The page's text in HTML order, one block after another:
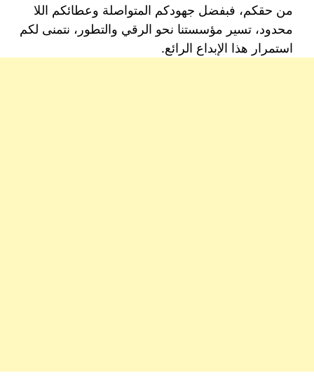
من حقكم، فبفضل جهودكم المتواصلة وعطائكم اللا
محدود، تسير مؤسستنا نحو الرقي والتطور، نتمنى لكم
استمرار هذا الإبداع الرائع.